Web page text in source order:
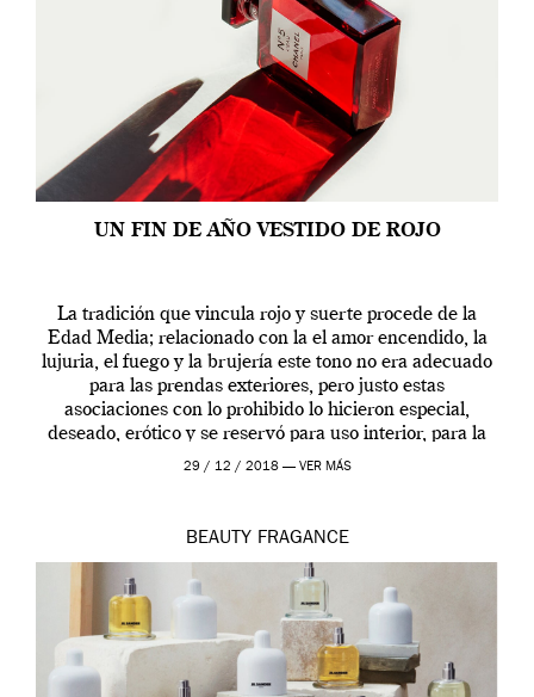
UN FIN DE AÑO VESTIDO DE ROJO
La tradición que vincula rojo y suerte procede de la
Edad Media; relacionado con la el amor encendido, la
lujuria, el fuego y la brujería este tono no era adecuado
para las prendas exteriores, pero justo estas
asociaciones con lo prohibido lo hicieron especial,
deseado, erótico y se reservó para uso interior, para la
ropa […]
29 / 12 / 2018 — VER MÁS
BEAUTY FRAGANCE